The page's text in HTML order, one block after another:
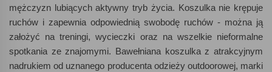
mężczyzn lubiących aktywny tryb życia. Koszulka nie krępuje
ruchów i zapewnia odpowiednią swobodę ruchów - można ją
założyć na treningi, wycieczki oraz na wszelkie nieformalne
spotkania ze znajomymi. Bawełniana koszulka z atrakcyjnym
nadrukiem od uznanego producenta odzieży outdoorowej, marki